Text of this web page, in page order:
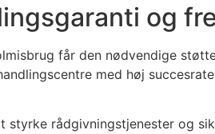
og
får den nødvendige
med høj
rådgivningstjenester og